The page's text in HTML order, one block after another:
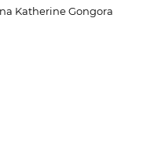
Katherine Gongora